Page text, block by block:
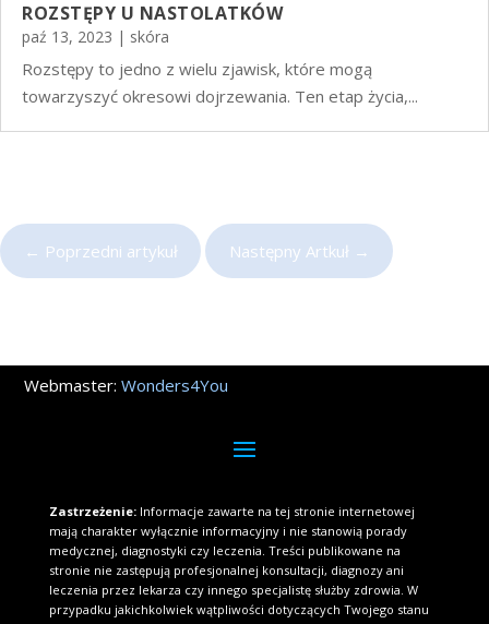
ROZSTĘPY U NASTOLATKÓW
paź 13, 2023 | skóra
Rozstępy to jedno z wielu zjawisk, które mogą
towarzyszyć okresowi dojrzewania. Ten etap życia,...
← Poprzedni artykuł Następny Artkuł →
Webmaster:Wonders4You
Zastrzeżenie:Informacje zawarte na tej stronie internetowej
mają charakter wyłącznie informacyjny i nie stanowią porady
medycznej, diagnostyki czy leczenia. Treści publikowane na
stronie nie zastępują profesjonalnej konsultacji, diagnozy ani
leczenia przez lekarza czy innego specjalistę służby zdrowia. W
przypadku jakichkolwiek wątpliwości dotyczących Twojego stanu